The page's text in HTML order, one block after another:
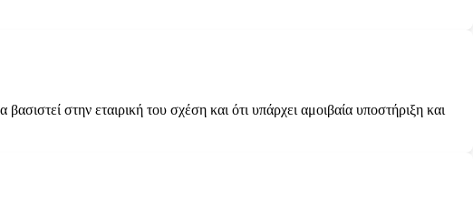
στην εταιρική του σχέση και ότι υπάρχει αμοιβαία υποστήριξη και